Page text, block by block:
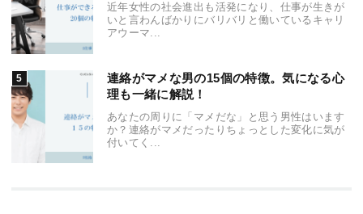
近年女性の社会進出も活発になり、仕事が生きが
いと言わんばかりにバリバリと働いているキャリ
アウーマ...
連絡がマメな男の15個の特徴。気になる心
理も一緒に解説！
あなたの周りに「マメだな」と思う男性はいます
か？連絡がマメだったりちょっとした変化に気が
付いてく...